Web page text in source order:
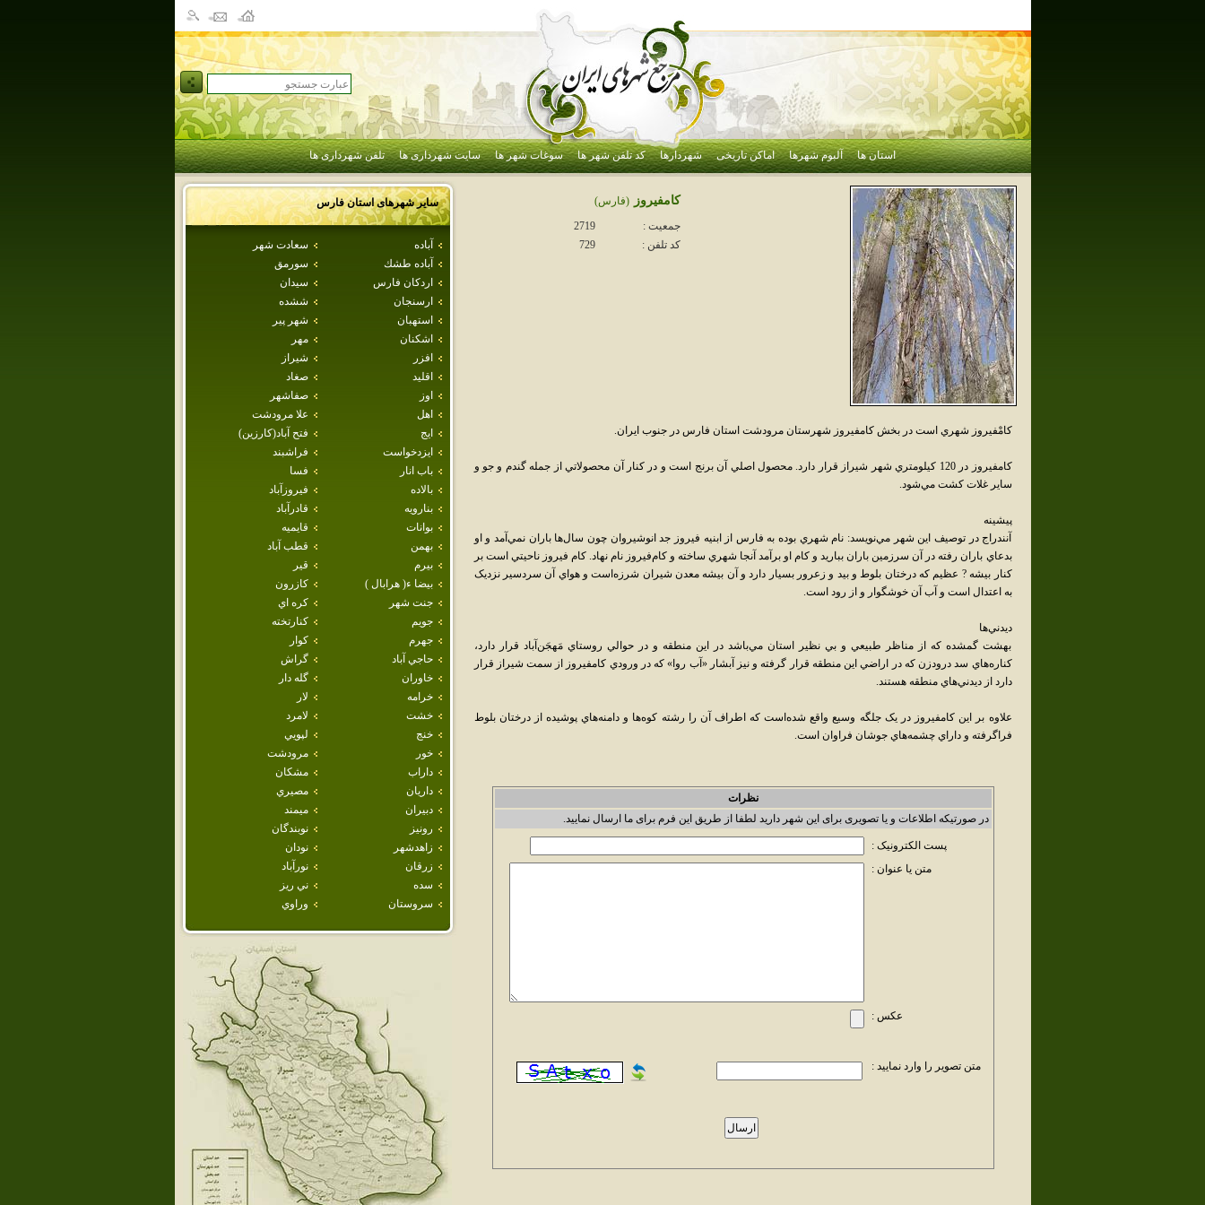
استان ها آلبوم شهرها اماکن تاریخی شهردارها کد تلفن شهر ها سوغات شهر ها سایت شهرداری ها تلفن شهرداری ها
سایر شهرهای استانفارس
آباده
سعادت شهر
آباده طشك
سورمق
اردكان فارس
سيدان
ارسنجان
ششده
استهبان
شهر پير
اشكنان
مهر
افزر
شيراز
اقليد
صغاد
اوز
صفاشهر
اهل
علا مرودشت
ايج
فتح آباد(كارزين)
ايزدخواست
فراشبند
باب انار
فسا
بالاده
فيروزآباد
بنارويه
قادرآباد
بوانات
قايميه
بهمن
قطب آباد
بيرم
قير
بيضا ء( هرابال )
كازرون
جنت شهر
كره اي
جويم
كنارتخته
جهرم
كوار
حاجي آباد
گراش
خاوران
گله دار
خرامه
لار
خشت
لامرد
خنج
لپويي
خور
مرودشت
داراب
مشكان
داريان
مصيري
دبيران
ميمند
رونيز
نوبندگان
زاهدشهر
نودان
زرقان
نورآباد
سده
ني ريز
سروستان
وراوي
كامفيروز
(فارس)
جمعیت :
2719
کد تلفن :
729
کامْفيروز شهري است در بخش کامفيروز شهرستان مرودشت استان فارس در جنوب ايران.
کامفيروز در 120 کيلومتري شهر شيراز قرار دارد. محصول اصلي آن برنج است و در کنار آن محصولاتي از جمله گندم و جو و
ساير غلات کشت مي‌شود.
پيشينه
آنندراج در توصيف اين شهر مي‌نويسد: نام شهري بوده به فارس از ابنيه فيروز جد انوشيروان چون سال‌ها باران نمي‌آمد و او
بدعاي باران رفته در آن سرزمين باران بباريد و کام او برآمد آنجا شهري ساخته و کام‌فيروز نام نهاد. کام فيروز ناحيتي است بر
کنار بيشه ? عظيم که درختان بلوط و بيد و زعرور بسيار دارد و آن بيشه معدن شيران شرزه‌است و هواي آن سردسير نزديک
به اعتدال است و آب آن خوشگوار و از رود است.
ديدني‌ها
بهشت گمشده که از مناظر طبيعي و بي نظير استان مي‌باشد در اين منطقه و در حوالي روستاي مَهجَن‌آباد قرار دارد،
کناره‌هاي سد درودزن که در اراضي اين منطقه قرار گرفته و نيز آبشار «آب روا» که در ورودي کامفيروز از سمت شيراز قرار
دارد از ديدني‌هاي منطقه هستند.
علاوه بر اين کامفيروز در يک جلگه وسيع واقع شده‌است که اطراف آن را رشته کوه‌ها و دامنه‌هاي پوشيده از درختان بلوط
فراگرفته و داراي چشمه‌هاي جوشان فراوان است.
نظرات
در صورتیکه اطلاعات و یا تصویری برای این شهر دارید لطفا از طریق این فرم برای ما ارسال نمایید.
پست الکترونیک :
متن یا عنوان :
عکس :
متن تصویر را وارد نمایید :